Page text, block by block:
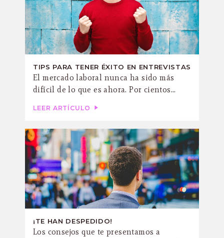
TIPS PARA TENER ÉXITO EN ENTREVISTAS
El mercado laboral nunca ha sido más
difícil de lo que es ahora. Por cientos...
LEER ARTÍCULO
¡TE HAN DESPEDIDO!
Los consejos que te presentamos a